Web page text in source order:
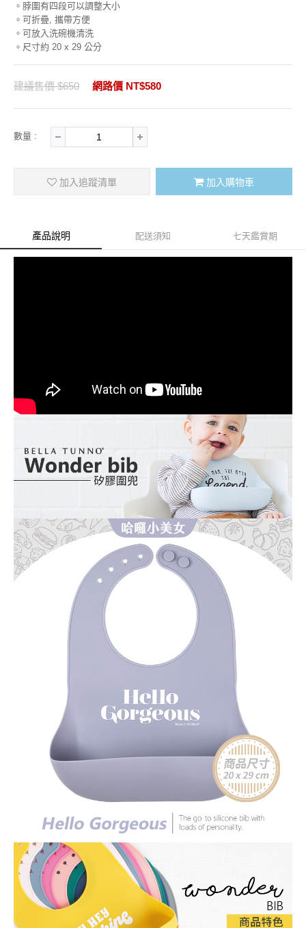
。脖圍有四段可以調整大小
。可折疊, 攜帶方便
。可放入洗碗機清洗
。尺寸約 20 x 29 公分
建議售價 $650 網路價 NT$580
數量 :
加入追蹤清單 加入購物車
產品說明 配送須知 七天鑑賞期